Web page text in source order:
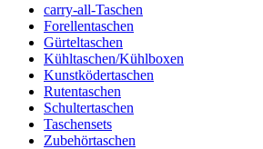
carry-all-Taschen
Forellentaschen
Gürteltaschen
Kühltaschen/Kühlboxen
Kunstködertaschen
Rutentaschen
Schultertaschen
Taschensets
Zubehörtaschen